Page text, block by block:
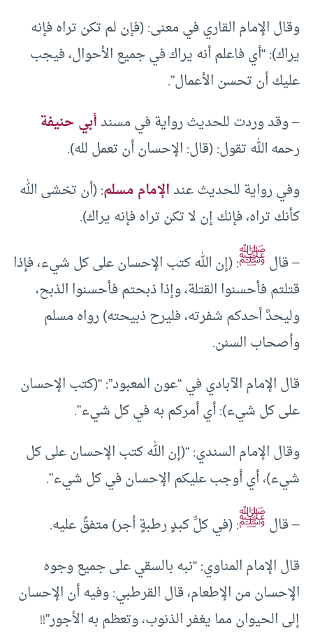
وقال الإمام القاري في معنى: (فإن لم تكن تراه فإنه
يراك): “أي فاعلم أنه يراك في جميع الأحوال، فيجب
عليك أن تحسن الأعمال”.
– وقد وردت للحديث رواية في مسندأبي حنيفة
رحمه الله تقول: (قال: الإحسان أن تعمل لله).
وفي رواية للحديث عندالإمام مسلم: (أن تخشى الله
كأنك تراه، فإنك إن لا تكن تراه فإنه يراك).
– قالﷺ: (إن الله كتب الإحسان على كل شيء، فإذا
قتلتم فأحسنوا القتلة، وإذا ذبحتم فأحسنوا الذبح،
وليحدَّ أحدكم شفرته، فليرح ذبيحته) رواه مسلم
وأصحاب السنن.
قال الإمام الآبادي في “عون المعبود”: “(كتب الإحسان
على كل شيء): أي أمركم به في كل شيء”.
وقال الإمام السندي: “(إن الله كتب الإحسان على كل
شيء)، أي أوجب عليكم الإحسان في كل شيء”.
– قالﷺ: (في كلِّ كبدٍ رطبةٍ أجر) متفقٌ عليه.
قال الإمام المناوي: “نبه بالسقي على جميع وجوه
الإحسان من الإطعام، قال القرطبي: وفيه أن الإحسان
إلى الحيوان مما يغفر الذنوب، وتعظم به الأجور”!!